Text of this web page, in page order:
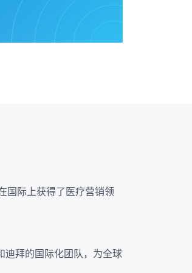
国际上获得了医疗营销领
迪拜的国际化团队，为全球